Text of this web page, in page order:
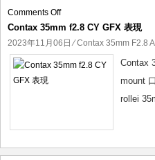
Comments Offon
Contax
35mm
f2.8
Contax 35mm f2.8 CY GFX 表現
2023年11月06日 ⁄Contax 35mm F2.8
Contax
mount
rollei